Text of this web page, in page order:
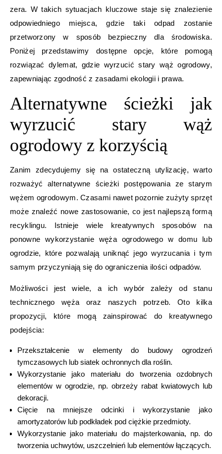
zera. W takich sytuacjach kluczowe staje się znalezienie
odpowiedniego miejsca, gdzie taki odpad zostanie
przetworzony w sposób bezpieczny dla środowiska.
Poniżej przedstawimy dostępne opcje, które pomogą
rozwiązać dylemat, gdzie wyrzucić stary wąż ogrodowy,
zapewniając zgodność z zasadami ekologii i prawa.
Alternatywne ścieżki jak
wyrzucić stary wąż
ogrodowy z korzyścią
Zanim zdecydujemy się na ostateczną utylizację, warto
rozważyć alternatywne ścieżki postępowania ze starym
wężem ogrodowym. Czasami nawet pozornie zużyty sprzęt
może znaleźć nowe zastosowanie, co jest najlepszą formą
recyklingu. Istnieje wiele kreatywnych sposobów na
ponowne wykorzystanie węża ogrodowego w domu lub
ogrodzie, które pozwalają uniknąć jego wyrzucania i tym
samym przyczyniają się do ograniczenia ilości odpadów.
Możliwości jest wiele, a ich wybór zależy od stanu
technicznego węża oraz naszych potrzeb. Oto kilka
propozycji, które mogą zainspirować do kreatywnego
podejścia:
Przekształcenie w elementy do budowy ogrodzeń
tymczasowych lub siatek ochronnych dla roślin.
Wykorzystanie jako materiału do tworzenia ozdobnych
elementów w ogrodzie, np. obrzeży rabat kwiatowych lub
dekoracji.
Cięcie na mniejsze odcinki i wykorzystanie jako
amortyzatorów lub podkładek pod ciężkie przedmioty.
Wykorzystanie jako materiału do majsterkowania, np. do
tworzenia uchwytów, uszczelnień lub elementów łączących.